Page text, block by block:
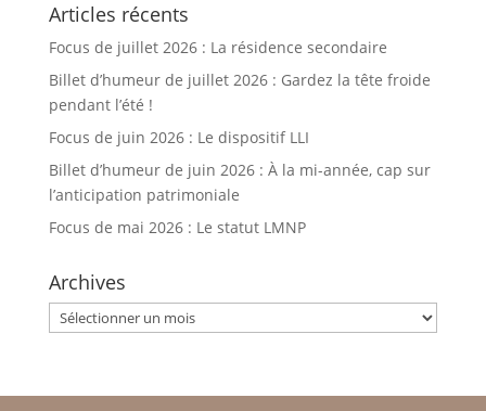
Articles récents
Focus de juillet 2026 : La résidence secondaire
Billet d’humeur de juillet 2026 : Gardez la tête froide
pendant l’été !
Focus de juin 2026 : Le dispositif LLI
Billet d’humeur de juin 2026 : À la mi-année, cap sur
l’anticipation patrimoniale
Focus de mai 2026 : Le statut LMNP
Archives
Archives